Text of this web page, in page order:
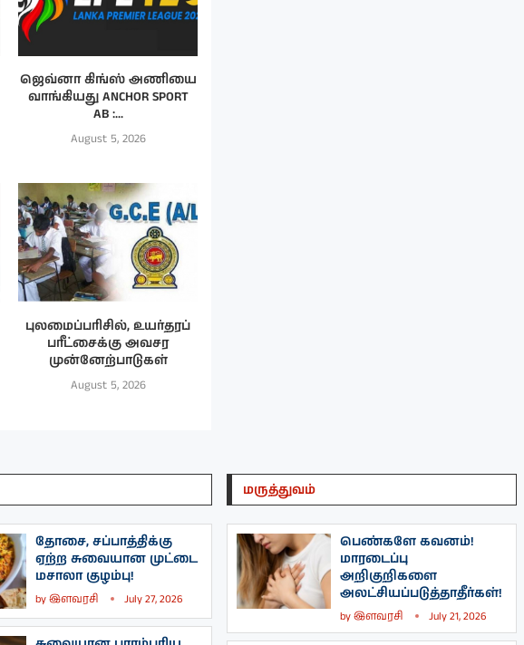
ஜெவ்னா கிங்ஸ் அணியை
வாங்கியது ANCHOR SPORT
AB :...
August 5, 2026
புலமைப்பரிசில், உயர்தரப்
பரீட்சைக்கு அவசர
முன்னேற்பாடுகள்
August 5, 2026
தோசை, சப்பாத்திக்கு
ஏற்ற சுவையான முட்டை
மசாலா குழம்பு!
byஇளவரசி July 27, 2026
மருத்துவம்
பெண்களே கவனம்!
மாரடைப்பு
அறிகுறிகளை
அலட்சியப்படுத்தாதீர்கள்!
byஇளவரசி July 21, 2026